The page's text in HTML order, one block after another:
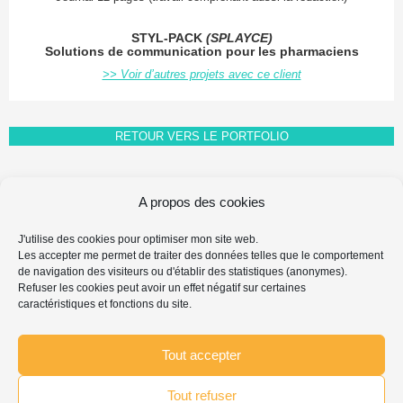
A propos des cookies
J'utilise des cookies pour optimiser mon site web.
Les accepter me permet de traiter des données telles que le comportement
de navigation des visiteurs ou d'établir des statistiques (anonymes).
Refuser les cookies peut avoir un effet négatif sur certaines
caractéristiques et fonctions du site.
Tout accepter
Tout refuser
STYL-PACK (SPLAYCE)
Solutions de communication pour les pharmaciens
>> Voir d’autres projets avec ce client
RETOUR VERS LE PORTFOLIO
MENTIONS LÉGALES & PROPRIÉTÉ INTELLECTUELLE
PROTECTION DES DONNÉES PERSONNELLES
POLITIQUE DE COOKIES
Chercher